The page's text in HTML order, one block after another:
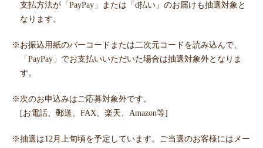
支払方法が「PayPay」または「d払い」のお届けも抽選対象と
なります。
※お振込用紙のバーコードまたは二次元コードを読み込んで、
「PayPay」でお支払いいただいた場合は抽選対象外となりま
す。
※次のお申込みはご応募対象外です。
[お電話、郵送、FAX、楽天、Amazon等]
※抽選は12月上旬頃を予定しています。ご当選のお客様にはメー